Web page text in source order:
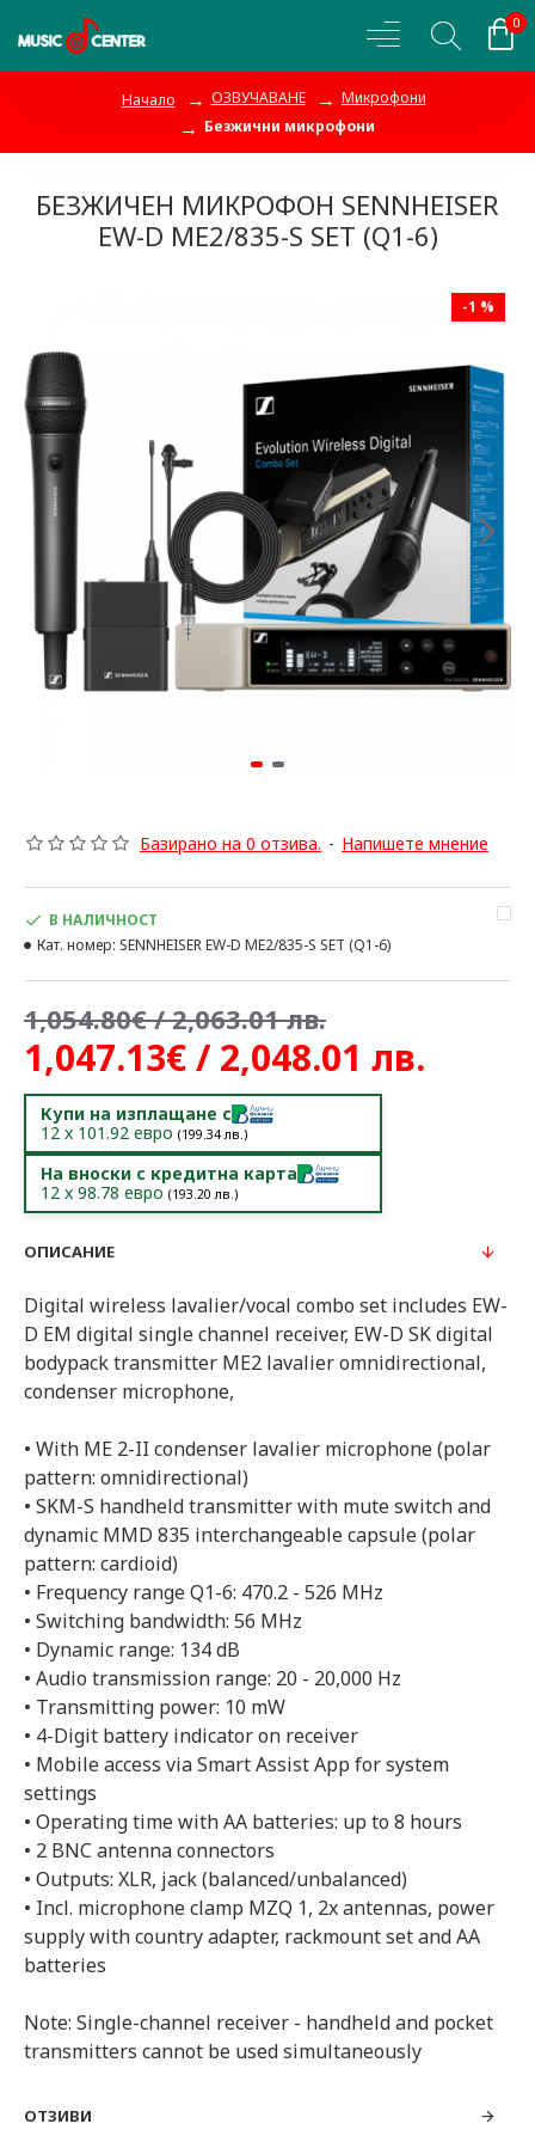
0
Начало ОЗВУЧАВАНЕ
Микрофони
Безжични микрофони
БЕЗЖИЧЕН МИКРОФОН SENNHEISER
EW-D ME2/835-S SET (Q1-6)
-1 %
Базирано на 0 отзива. - Напишете мнение
1,047.13€ / 2,048.01 лв.
1,054.80€ / 2,063.01 лв.
В НАЛИЧНОСТ
Кат. номер: SENNHEISER EW-D ME2/835-S SET (Q1-6)
Купи на изплащане с
12 x 101.92 евро (199.34лв.)
На вноски с кредитна карта
12 x 98.78 евро (193.20 лв.)
ОПИСАНИЕ
Digital wireless lavalier/vocal combo set includes EW-
D EM digital single channel receiver, EW-D SK digital
bodypack transmitter ME2 lavalier omnidirectional,
condenser microphone,
• With ME 2-II condenser lavalier microphone (polar
pattern: omnidirectional)
• SKM-S handheld transmitter with mute switch and
dynamic MMD 835 interchangeable capsule (polar
pattern: cardioid)
• Frequency range Q1-6: 470.2 - 526 MHz
• Switching bandwidth: 56 MHz
• Dynamic range: 134 dB
• Audio transmission range: 20 - 20,000 Hz
• Transmitting power: 10 mW
• 4-Digit battery indicator on receiver
• Mobile access via Smart Assist App for system
settings
• Operating time with AA batteries: up to 8 hours
• 2 BNC antenna connectors
• Outputs: XLR, jack (balanced/unbalanced)
• Incl. microphone clamp MZQ 1, 2x antennas, power
supply with country adapter, rackmount set and AA
batteries
Note: Single-channel receiver - handheld and pocket
transmitters cannot be used simultaneously
ОТЗИВИ